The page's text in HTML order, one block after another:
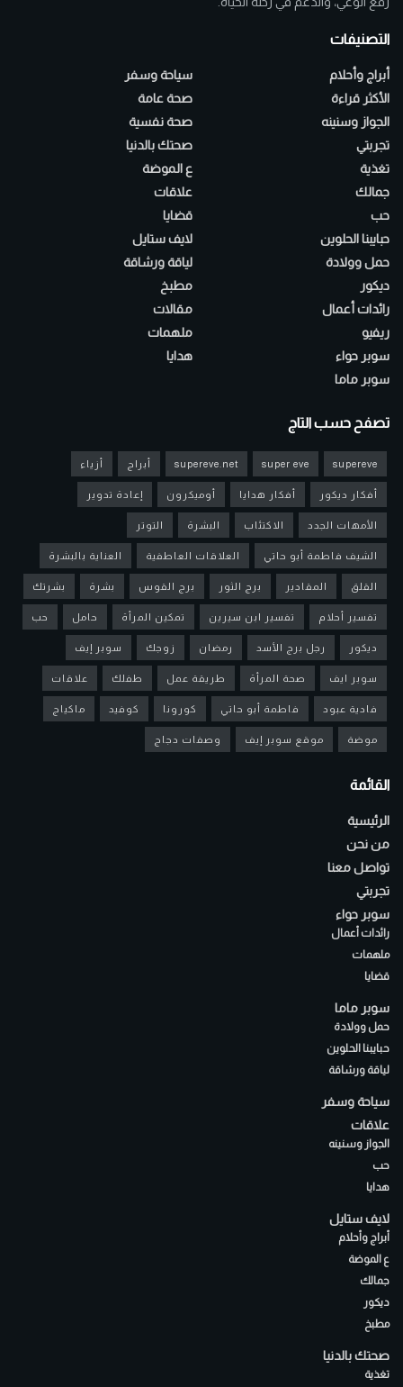
التصنيفات
أبراج وأحلام
الأكثر قراءة
الجواز وسنينه
تجربتي
تغذية
جمالك
حب
حبايبنا الحلوين
حمل وولادة
ديكور
رائدات أعمال
ريفيو
سوبر حواء
سوبر ماما
سياحة وسفر
صحة عامة
صحة نفسية
صحتك بالدنيا
ع الموضة
علاقات
قضايا
لايف ستايل
لياقة ورشاقة
مطبخ
مقالات
ملهمات
هدايا
تصفح حسب التاج
supereve
super eve
supereve.net أبراج أزياء
أفكار ديكور أفكار هدايا أوميكرون إعادة تدوير
الأمهات الجدد الاكتئاب البشرة التوتر
الشيف فاطمة أبو حاتي العلاقات العاطفية العناية بالبشرة
القلق المقادير برج الثور برج القوس بشرة بشرتك
تفسير أحلام تفسير ابن سيرين تمكين المرأة حامل حب
ديكور رجل برج الأسد رمضان زوجك سوبر إيف
سوبر ايف صحة المرأة طريقة عمل طفلك علاقات
فادية عبود فاطمة أبو حاتي كورونا كوفيد ماكياج
موضة موقع سوبر إيف وصفات دجاج
القائمة
الرئيسية
من نحن
تواصل معنا
تجربتي
سوبر حواء
رائدات أعمال
ملهمات
قضايا
سوبر ماما
حمل وولادة
حبايبنا الحلوين
لياقة ورشاقة
سياحة وسفر
علاقات
الجواز وسنينه
حب
هدايا
لايف ستايل
أبراج وأحلام
ع الموضة
جمالك
ديكور
مطبخ
صحتك بالدنيا
تغذية